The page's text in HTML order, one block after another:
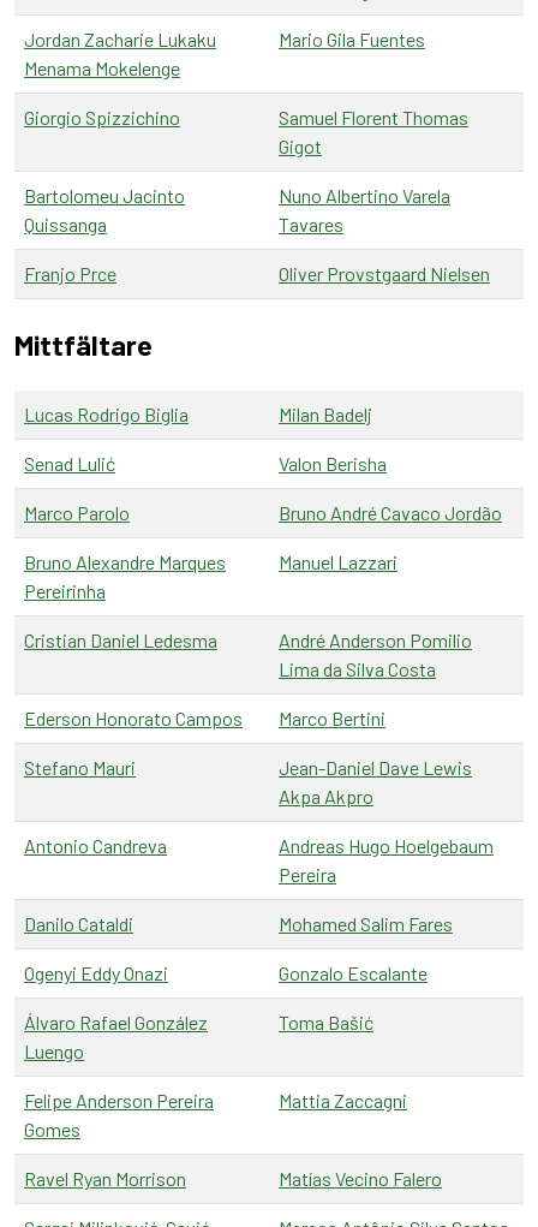
Jordan Zacharie Lukaku
Menama Mokelenge
Mario Gila Fuentes
Giorgio Spizzichino
Samuel Florent Thomas
Gigot
Bartolomeu Jacinto
Quissanga
Nuno Albertino Varela
Tavares
Franjo Prce Oliver Provstgaard Nielsen
Mittfältare
Lucas Rodrigo Biglia Milan Badelj
Senad Lulić Valon Berisha
Marco Parolo Bruno André Cavaco Jordão
Bruno Alexandre Marques
Pereirinha
Manuel Lazzari
Cristian Daniel Ledesma
André Anderson Pomilio
Lima da Silva Costa
Ederson Honorato Campos Marco Bertini
Stefano Mauri
Jean-Daniel Dave Lewis
Akpa Akpro
Antonio Candreva
Andreas Hugo Hoelgebaum
Pereira
Danilo Cataldi Mohamed Salim Fares
Ogenyi Eddy Onazi Gonzalo Escalante
Álvaro Rafael González
Luengo
Toma Bašić
Felipe Anderson Pereira
Gomes
Mattia Zaccagni
Ravel Ryan Morrison Matías Vecino Falero